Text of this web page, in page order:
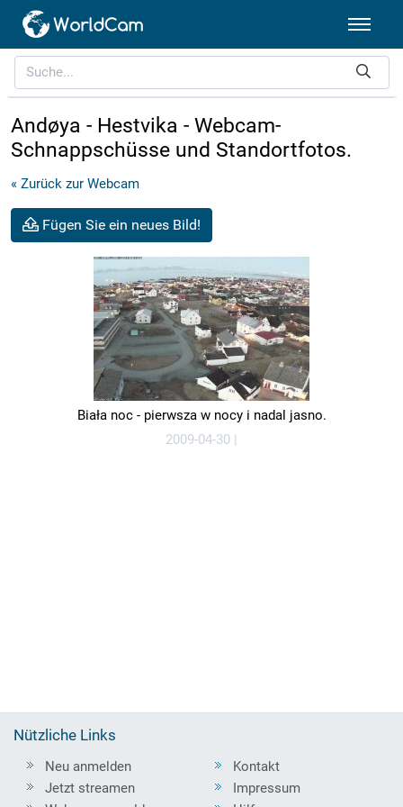
Andøya - Hestvika - Webcam-
Schnappschüsse und Standortfotos.
« Zurück zur Webcam
Fügen Sie ein neues Bild!
Biała noc - pierwsza w nocy i nadal jasno.
2009-04-30 |
Nützliche Links
Neu anmelden
Jetzt streamen
Kontakt
Impressum